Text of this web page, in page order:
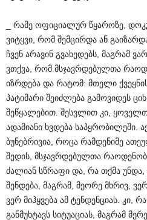
_ რამე ოფიციალურ წყაროზე,
ვიტყვი, რომ შემცირდა ან
ჩვენ არავინ გვახედებს, მაგრამ
ვთქვა, რომ მსჯავრდებულთა
იზრდება და რატომ: მთელი
პატიმარი შეიძლება გამოვიდეს
შეწყალებით. შესვლით კი,
ადამიანი ხვდება საპყრობილეში.
ბუნებრივია, როცა რამდენიმე
შედის, მსჯავრდებულთა
ძალიან სწრაფი და, რა თქმა უნდა,
შენდება, მაგრამ, მეორე მხრივ,
ვერ მიჰყვება ამ ტენდენციას. კი,
განმუხტავს სიტუაციას, მაგრამ